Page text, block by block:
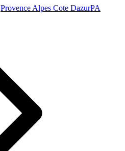
Provence Alpes Cote DazurPA